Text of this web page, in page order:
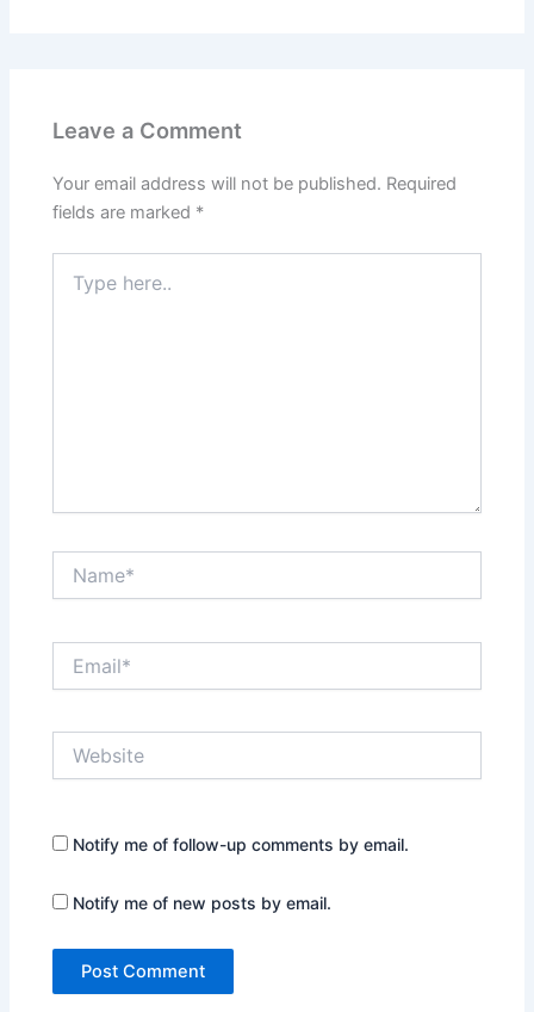
Leave a Comment
Your email address will not be published. Required
fields are marked *
here..
Notify me of follow-up comments by email.
Notify me of new posts by email.